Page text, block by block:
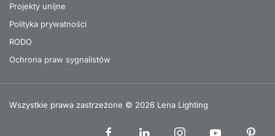
Projekty unijne
Polityka prywatności
RODO
Ochrona praw sygnalistów
Wszystkie prawa zastrzeżone © 2026 Lena Lighting